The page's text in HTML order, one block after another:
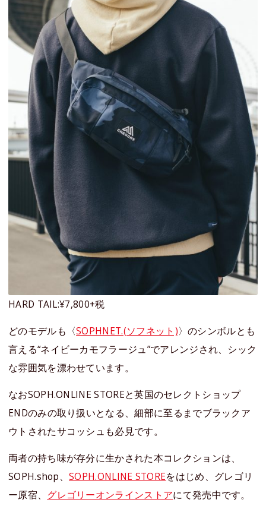
HARD TAIL:¥7,800+税
どのモデルも〈SOPHNET.(ソフネット)〉のシンボルとも
言える“ネイビーカモフラージュ”でアレンジされ、シック
な雰囲気を漂わせています。
なおSOPH.ONLINE STOREと英国のセレクトショップ
ENDのみの取り扱いとなる、細部に至るまでブラックア
ウトされたサコッシュも必見です。
両者の持ち味が存分に生かされた本コレクションは、
SOPH.shop、SOPH.ONLINE STOREをはじめ、グレゴリ
ー原宿、 グレゴリーオンラインストアにて発売中です。